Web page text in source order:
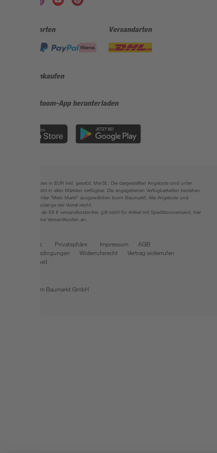
Zahlungsarten Versandarten
Sicher einkaufen
Jetzt die toom-App herunterladen
Alle Preisangaben in EUR inkl. gesetzl. MwSt.. Die dargestellten Angebote sind unter
Umständen nicht in allen Märkten verfügbar. Die angegebenen Verfügbarkeiten beziehen
sich auf den unter "Mein Markt" ausgewählten toom Baumarkt. Alle Angebote und
Produkte nur solange der Vorrat reicht.
*Paketversand ab 59 € versandkostenfrei, gilt nicht für Artikel mit Speditionsversand, hier
fallen zusätzliche Versandkosten an.
Datenschutz Privatsphäre Impressum
AGB
Nutzungsbedingungen
Widerrufsrecht
Vertrag widerrufen
Barrierefreiheit
© 2026 toom Baumarkt GmbH